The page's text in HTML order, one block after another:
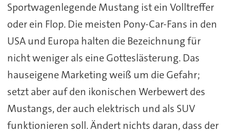
Sportwagenlegende Mustang ist ein Volltreffer
oder ein Flop. Die meisten Pony-Car-Fans in den
USA und Europa halten die Bezeichnung für
nicht weniger als eine Gotteslästerung. Das
hauseigene Marketing weiß um die Gefahr;
setzt aber auf den ikonischen Werbewert des
Mustangs, der auch elektrisch und als SUV
funktionieren soll. Ändert nichts daran, dass der